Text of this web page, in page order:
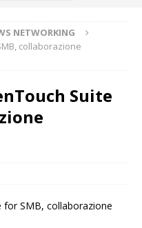
NETWORKING
collaborazione
Suite